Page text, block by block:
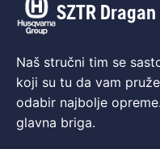
SZTR
Naš stručni tim se
koji su tu da vam
odabir najbolje
glavna briga.